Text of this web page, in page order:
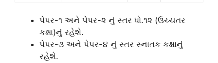
પેપર-૧ અને પેપર-૨ નું સ્તર ધો.૧૨ (ઉચ્ચતર
કક્ષા)નું રહેશે.
પેપર-૩ અને પેપર-૪ નું સ્તર સ્નાતક કક્ષાનું
રહેશે.